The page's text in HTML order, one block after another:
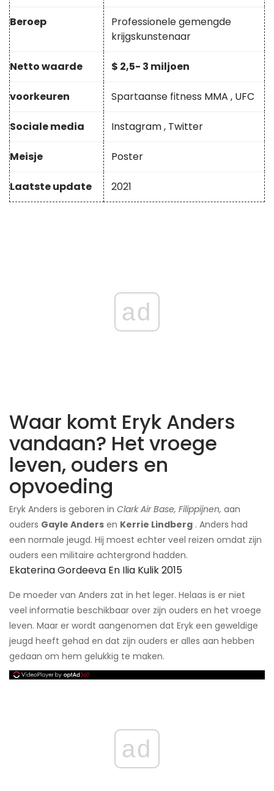
Beroep
Professionele gemengde
krijgskunstenaar
Netto waarde $ 2,5- 3 miljoen
voorkeuren Spartaanse fitness MMA , UFC
Sociale media Instagram, Twitter
Meisje Poster
Laatste update 2021
ad
Waar komt Eryk Anders
vandaan? Het vroege
leven, ouders en
opvoeding
Eryk Anders is geboren in Clark Air Base, Filippijnen, aan
ouders Gayle Anders en Kerrie Lindberg . Anders had
een normale jeugd. Hij moest echter veel reizen omdat zijn
ouders een militaire achtergrond hadden.
Ekaterina Gordeeva En Ilia Kulik 2015
De moeder van Anders zat in het leger. Helaas is er niet
veel informatie beschikbaar over zijn ouders en het vroege
leven. Maar er wordt aangenomen dat Eryk een geweldige
jeugd heeft gehad en dat zijn ouders er alles aan hebben
gedaan om hem gelukkig te maken.
ad